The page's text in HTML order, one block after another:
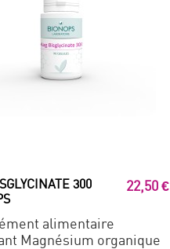
300
22,50 €
alimentaire
Magnésium organique